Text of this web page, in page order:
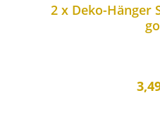
2 x Deko-Hänger